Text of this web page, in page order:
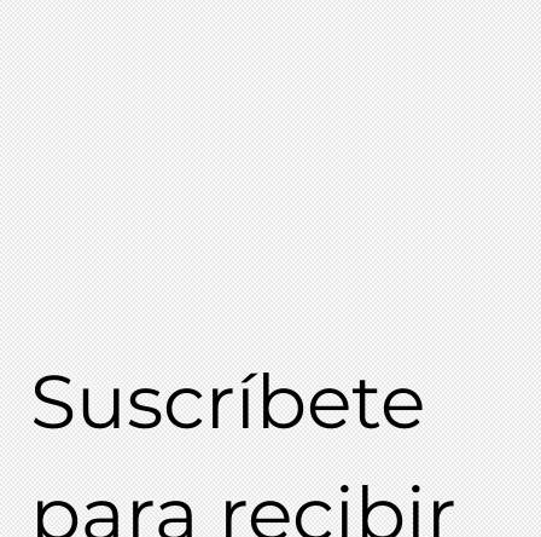
Suscríbete
para recibir